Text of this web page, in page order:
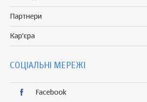
Партнери
Кар'єра
СОЦІАЛЬНІ МЕРЕЖІ
Facebook